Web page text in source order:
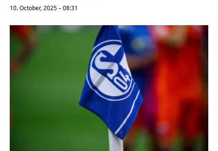
10. October, 2025 – 08:31